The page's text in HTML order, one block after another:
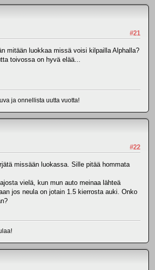
#21
mitään luokkaa missä voisi kilpailla Alphalla?
toivossa on hyvä elää...
ja onnellista uutta vuotta!
#22
missään luokassa. Sille pitää hommata
vielä, kun mun auto meinaa lähteä
jos neula on jotain 1.5 kierrosta auki. Onko